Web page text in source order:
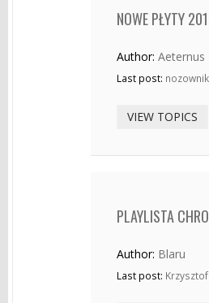
NOWE PŁYTY
Author: Aeternus
Last post: nozownik
VIEW TOPICS
PLAYLISTA
Author: Blaru
Last post: